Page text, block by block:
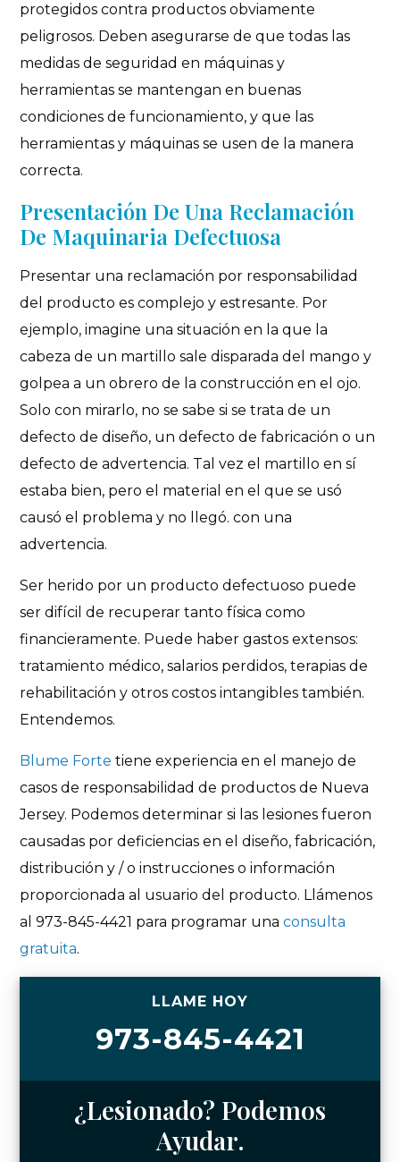
protegidos contra productos obviamente
peligrosos. Deben asegurarse de que todas las
medidas de seguridad en máquinas y
herramientas se mantengan en buenas
condiciones de funcionamiento, y que las
herramientas y máquinas se usen de la manera
correcta.
Presentación De Una Reclamación
De Maquinaria Defectuosa
Presentar una reclamación por responsabilidad
del producto es complejo y estresante. Por
ejemplo, imagine una situación en la que la
cabeza de un martillo sale disparada del mango y
golpea a un obrero de la construcción en el ojo.
Solo con mirarlo, no se sabe si se trata de un
defecto de diseño, un defecto de fabricación o un
defecto de advertencia. Tal vez el martillo en sí
estaba bien, pero el material en el que se usó
causó el problema y no llegó. con una
advertencia.
Ser herido por un producto defectuoso puede
ser difícil de recuperar tanto física como
financieramente. Puede haber gastos extensos:
tratamiento médico, salarios perdidos, terapias de
rehabilitación y otros costos intangibles también.
Entendemos.
Blume Forte tiene experiencia en el manejo de
casos de responsabilidad de productos de Nueva
Jersey. Podemos determinar si las lesiones fueron
causadas por deficiencias en el diseño, fabricación,
distribución y / o instrucciones o información
proporcionada al usuario del producto. Llámenos
al 973-845-4421 para programar unaconsulta
gratuita.
LLAME HOY
973-845-4421
¿Lesionado? Podemos
Ayudar.